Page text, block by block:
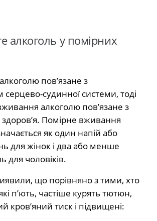
алкоголь у помірних
пов’язане з
судинної системи, тоді
алкоголю пов’язане з
Помірне вживання
як один напій або
для жінок і два або менше
для чоловіків.
що порівняно з тими, хто
п’ють, частіше курять тютюн,
кров’яний тиск і підвищені: